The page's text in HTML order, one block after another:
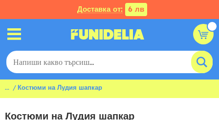
Доставка от: 6 лв
... Костюми на Лудия шапкар
Костюми на Лудия шапкар